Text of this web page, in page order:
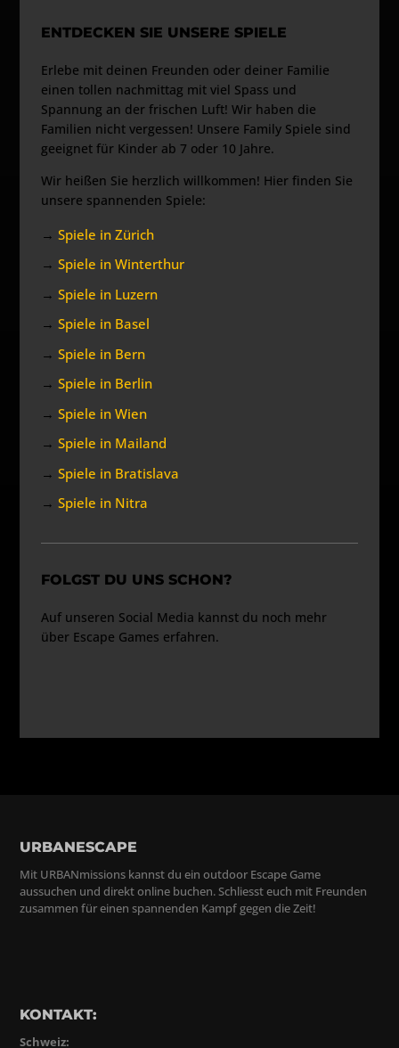
ENTDECKEN SIE UNSERE SPIELE
Erlebe mit deinen Freunden oder deiner Familie
einen tollen nachmittag mit viel Spass und
Spannung an der frischen Luft! Wir haben die
Familien nicht vergessen! Unsere Family Spiele sind
geeignet für Kinder ab 7 oder 10 Jahre.
Wir heißen Sie herzlich willkommen! Hier finden Sie
unsere spannenden Spiele:
→Spiele in Zürich
→Spiele in Winterthur
→Spiele in Luzern
→Spiele in Basel
→Spiele in Bern
→Spiele in Berlin
→Spiele in Wien
→Spiele in Mailand
→Spiele in Bratislava
→Spiele in Nitra
FOLGST DU UNS SCHON?
Auf unseren Social Media kannst du noch mehr
über Escape Games erfahren.
URBANESCAPE
Mit URBANmissions kannst du ein outdoor Escape Game
aussuchen und direkt online buchen. Schliesst euch mit Freunden
zusammen für einen spannenden Kampf gegen die Zeit!
KONTAKT:
Schweiz: